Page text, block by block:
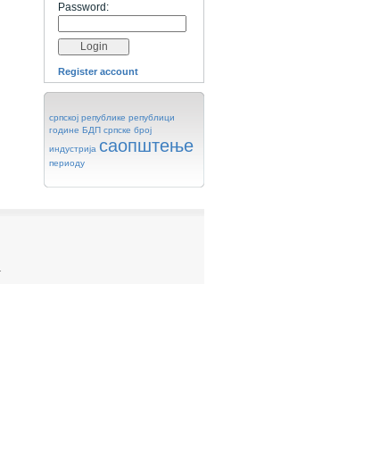
Password:
Register account
српској републике републици
године БДП српске број
индустрија саопштење
периоду